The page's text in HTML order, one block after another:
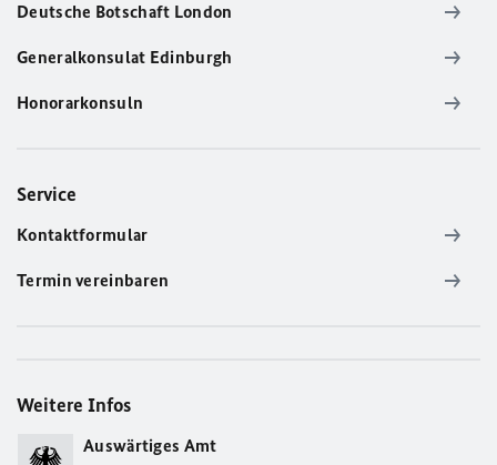
Deutsche Botschaft London
Generalkonsulat Edinburgh
Honorarkonsuln
Service
Kontaktformular
Termin vereinbaren
Weitere Infos
Auswärtiges Amt